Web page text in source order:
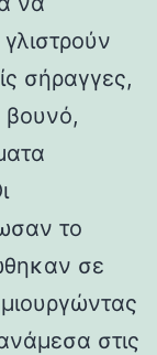
σήραγγες,
βουνό,
το
σε
στις